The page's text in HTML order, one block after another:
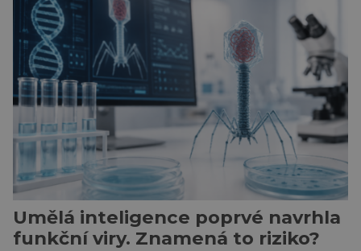
Umělá inteligence poprvé navrhla
funkční viry. Znamená to riziko?